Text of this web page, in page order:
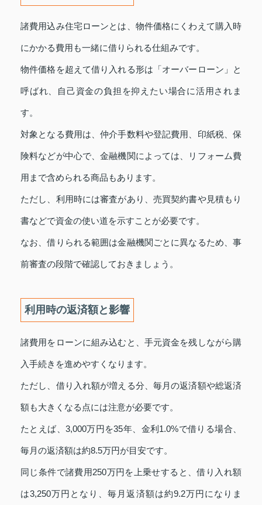
諸費用込み住宅ローンとは、物件価格にくわえて購入時
にかかる費用も一緒に借りられる仕組みです。
物件価格を超えて借り入れる形は「オーバーローン」と
呼ばれ、自己資金の負担を抑えたい場合に活用されま
す。
対象となる費用は、仲介手数料や登記費用、印紙税、保
険料などが中心で、金融機関によっては、リフォーム費
用まで含められる商品もあります。
ただし、利用時には審査があり、売買契約書や見積もり
書などで資金の使い道を示すことが必要です。
なお、借りられる範囲は金融機関ごとに異なるため、事
前審査の段階で確認しておきましょう。
利用時の返済額と影響
諸費用をローンに組み込むと、手元資金を残しながら購
入手続きを進めやすくなります。
ただし、借り入れ額が増える分、毎月の返済額や総返済
額も大きくなる点には注意が必要です。
たとえば、3,000万円を35年、金利1.0%で借りる場合、
毎月の返済額は約8.5万円が目安です。
同じ条件で諸費用250万円を上乗せすると、借り入れ額
は3,250万円となり、毎月返済額は約9.2万円になりま